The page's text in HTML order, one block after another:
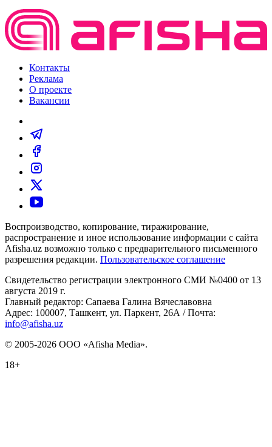
Контакты
Реклама
О проекте
Вакансии
Воспроизводство, копирование, тиражирование,
распространение и иное использование информации с сайта
Afisha.uz возможно только с предварительного письменного
разрешения редакции. Пользовательское соглашение
Свидетельство регистрации электронного СМИ №0400 от 13
августа 2019 г.
Главный редактор: Сапаева Галина Вячеславовна
Адрес: 100007, Ташкент, ул. Паркент, 26А / Почта:
info@afisha.uz
© 2005-2026 ООО «Afisha Media».
18+